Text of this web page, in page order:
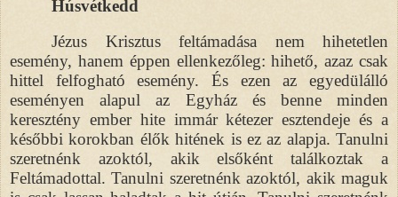
Húsvétkedd
Jézus Krisztus feltámadása nem hihetetlen
esemény, hanem éppen ellenkezőleg: hihető, azaz csak
hittel felfogható esemény. És ezen az egyedülálló
eseményen alapul az Egyház és benne minden
keresztény ember hite immár kétezer esztendeje és a
későbbi korokban élők hitének is ez az alapja. Tanulni
szeretnénk azoktól, akik elsőként találkoztak a
Feltámadottal. Tanulni szeretnénk azoktól, akik maguk